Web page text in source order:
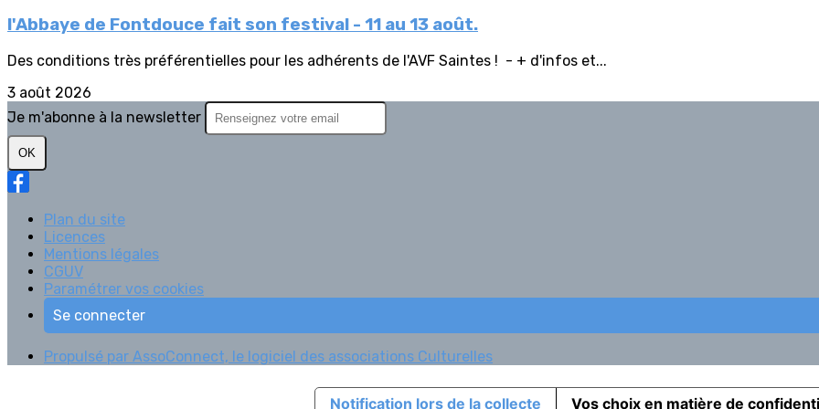
l'Abbaye de Fontdouce fait son festival - 11 au 13 août.
Des conditions très préférentielles pour les adhérents de l'AVF Saintes ! - + d'infos et...
3 août 2026
Je m'abonne à la newsletter
OK
Plan du site
Licences
Mentions légales
CGUV
Paramétrer vos cookies
Se connecter
Propulsé par AssoConnect, le logiciel des associations Culturelles
Notification lors de la collecte Vos choix en matière de